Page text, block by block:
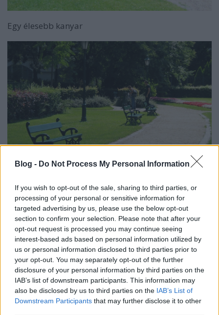
Blog - Do Not Process My Personal Information
If you wish to opt-out of the sale, sharing to third parties, or
processing of your personal or sensitive information for
targeted advertising by us, please use the below opt-out
section to confirm your selection. Please note that after your
opt-out request is processed you may continue seeing
interest-based ads based on personal information utilized by
us or personal information disclosed to third parties prior to
your opt-out. You may separately opt-out of the further
disclosure of your personal information by third parties on the
IAB’s list of downstream participants. This information may
also be disclosed by us to third parties on the IAB’s List of
Downstream Participants that may further disclose it to other
Egy élesebb kanyar
Szomjasok sem maradunk